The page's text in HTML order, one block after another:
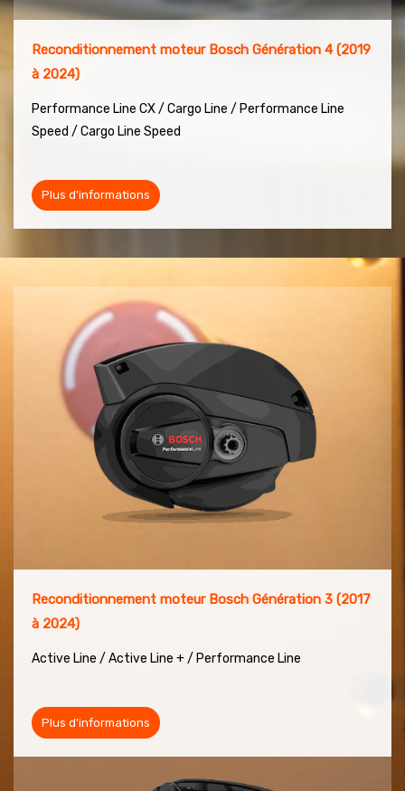
Reconditionnement moteur Bosch Génération 4 (2019
à 2024)
Performance Line CX / Cargo Line / Performance Line
Speed / Cargo Line Speed
Plus d'informations
Reconditionnement moteur Bosch Génération 3 (2017
à 2024)
Active Line / Active Line + / Performance Line
Plus d'informations